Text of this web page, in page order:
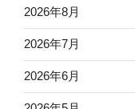
2026年8月
2026年7月
2026年6月